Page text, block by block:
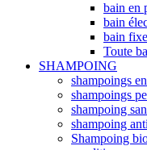
bain en
bain
bain fixe
Toute
SHAMPOING
shampoings
shampoings
shampoing
shampoing
Shampoing